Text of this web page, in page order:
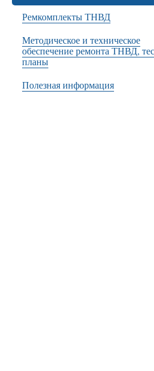
Ремкомплекты ТНВД
Методическое и техническое
обеспечение ремонта ТНВД,
планы
Полезная информация